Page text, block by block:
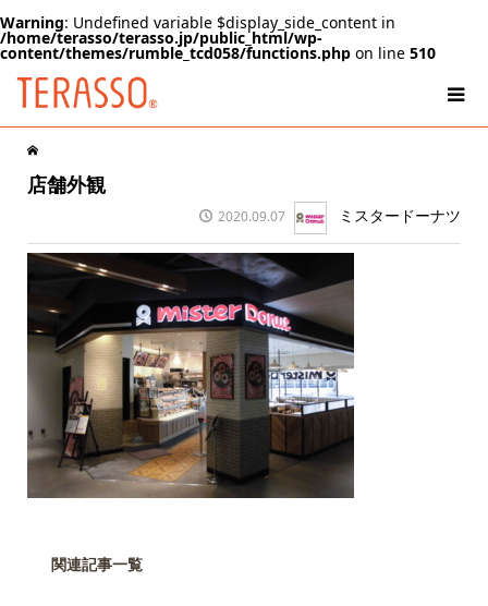
Warning: Undefined variable $display_side_content in
/home/terasso/terasso.jp/public_html/wp-
content/themes/rumble_tcd058/functions.php on line 510
店舗外観
2020.09.07 ミスタードーナツ
関連記事一覧